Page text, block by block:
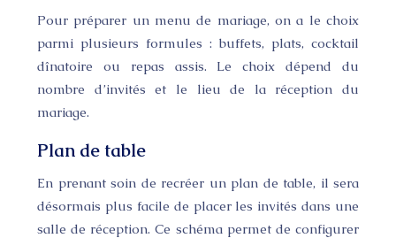
Pour préparer un menu de mariage, on a le choix
parmi plusieurs formules : buffets, plats, cocktail
dînatoire ou repas assis. Le choix dépend du
nombre d’invités et le lieu de la réception du
mariage.
Plan de table
En prenant soin de recréer un plan de table, il sera
désormais plus facile de placer les invités dans une
salle de réception. Ce schéma permet de configurer